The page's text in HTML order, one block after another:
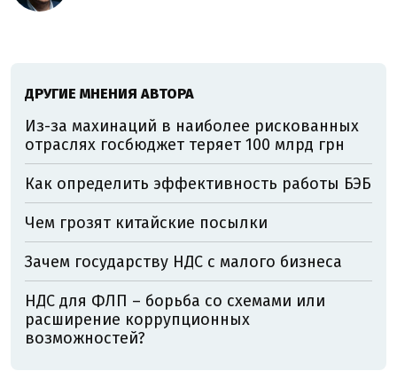
ДРУГИЕ МНЕНИЯ АВТОРА
Из-за махинаций в наиболее рискованных
отраслях госбюджет теряет 100 млрд грн
Как определить эффективность работы БЭБ
Чем грозят китайские посылки
Зачем государству НДС с малого бизнеса
НДС для ФЛП – борьба со схемами или
расширение коррупционных
возможностей?